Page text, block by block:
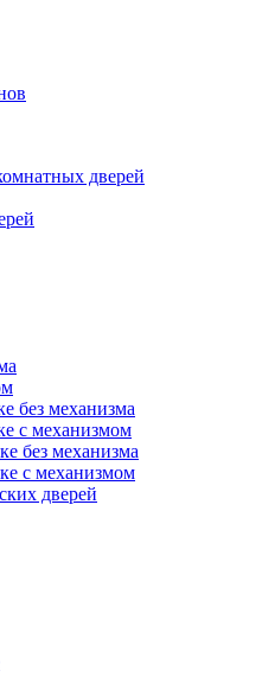
дверей
без механизма
с механизмом
без механизма
с механизмом
дверей